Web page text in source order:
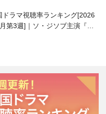
ドラマ視聴率ランキング[2026
第3週]｜ソ・ジソブ主演『エ